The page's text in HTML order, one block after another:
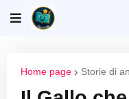
Home page Storie di